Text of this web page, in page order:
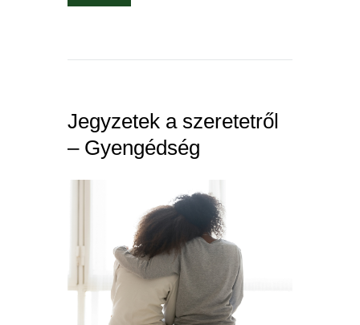
Jegyzetek a szeretetről
– Gyengédség